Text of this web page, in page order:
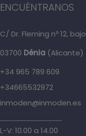
ENCUÉNTRANOS
C/ Dr. Fleming nº 12, bajo
03700 Dénia (Alicante)
+34 965 789 609
+34665532972
inmoden@inmoden.es
L-V: 10.00 a 14.00